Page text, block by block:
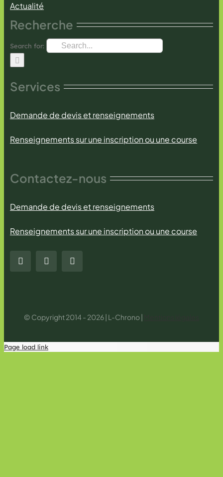
Actualité
Recherche
Search for:
Services
Demande de devis et renseignements
Renseignements sur une inscription ou une course
Contactez-nous
Demande de devis et renseignements
Renseignements sur une inscription ou une course
© Copyright 2014 - 2026 | L-Chrono |
Page load link